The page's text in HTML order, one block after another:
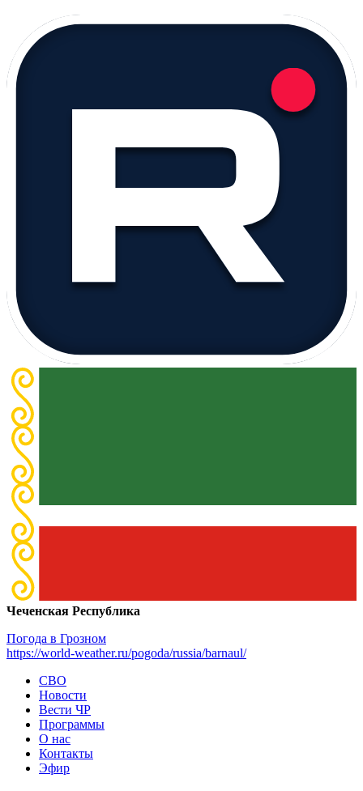
Чеченская Республика
Погода в Грозном
https://world-weather.ru/pogoda/russia/barnaul/
СВО
Новости
Вести ЧР
Программы
О нас
Контакты
Эфир